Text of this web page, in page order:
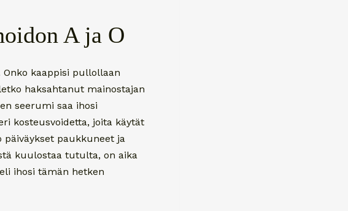
A ja O
kaappisi pullollaan
haksahtanut mainostajan
seerumi saa ihosi
kosteusvoidetta, joita käytät
päiväykset paukkuneet ja
kuulostaa tutulta, on aika
ihosi tämän hetken